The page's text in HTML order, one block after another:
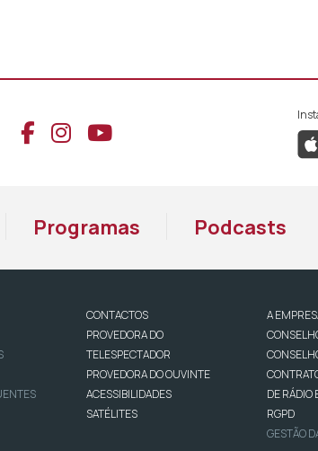
Aceder ao Facebook da
Aceder ao Instagram
Aceder ao
Programas Podcasts
CONTACTOS
PROVEDORA DO
TELESPECTADOR
PROVEDORA DO OUVINTE
ACESSIBILIDADES
SATÉLITES
A
DE RÁDIO
RGPD
GESTÃO